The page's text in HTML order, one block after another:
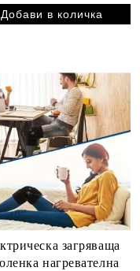
загряваща
нагревателна